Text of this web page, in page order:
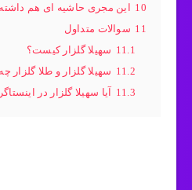
10
این مجری حاشیه ای هم
11 سوالات متداول
11.1 سهیلا گلزار کیست؟
11.2 سهیلا گلزار و طلا گلزار
11.3
آیا سهیلا گلزار در